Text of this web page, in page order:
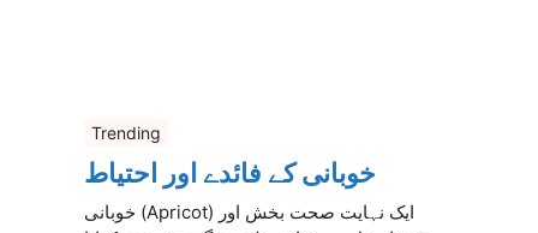
Trending
خوبانی کے فائدے اور احتیاط
خوبانی (Apricot) ایک نہایت صحت بخش اور